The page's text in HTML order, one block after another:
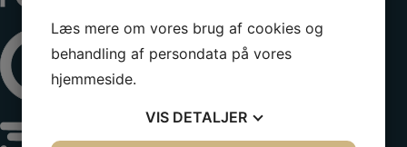
Læs mere om vores brug af cookies og
behandling af persondata på vores
hjemmeside.
VIS DETALJER